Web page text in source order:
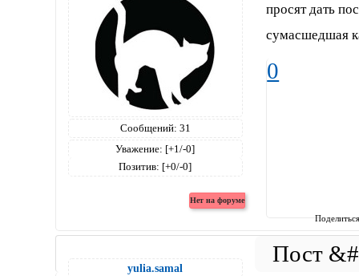
Сообщений: 31
Уважение: [+1/-0]
Позитив: [+0/-0]
просят дать
сумасшедшая
0
yulia.samal